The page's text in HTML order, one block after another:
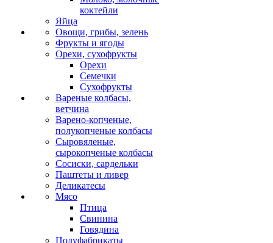
коктейли
Яйца
Овощи, грибы, зелень
Фрукты и ягоды
Орехи, сухофрукты
Орехи
Семечки
Сухофрукты
Вареные колбасы,
ветчина
Варено-копченые,
полукопченые колбасы
Сыровяленые,
сырокопченые колбасы
Сосиски, сардельки
Паштеты и ливер
Деликатесы
Мясо
Птица
Свинина
Говядина
Полуфабрикаты